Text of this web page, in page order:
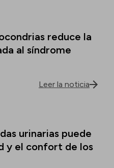
reduce la
al síndrome
Leer la noticia
urinarias puede
y el confort de los